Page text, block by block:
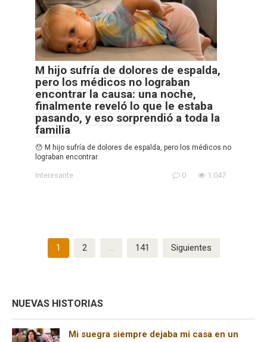
M hijo sufría de dolores de espalda,
pero los médicos no lograban
encontrar la causa: una noche,
finalmente reveló lo que le estaba
pasando, y eso sorprendió a toda la
familia
😯 M hijo sufría de dolores de espalda, pero los médicos no
lograban encontrar
Interesante 0 1.047
1 2 … 141 Siguientes
NUEVAS HISTORIAS
Mi suegra siempre dejaba mi casa en un